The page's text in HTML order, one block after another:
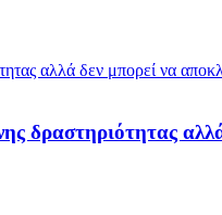
δραστηριότητας